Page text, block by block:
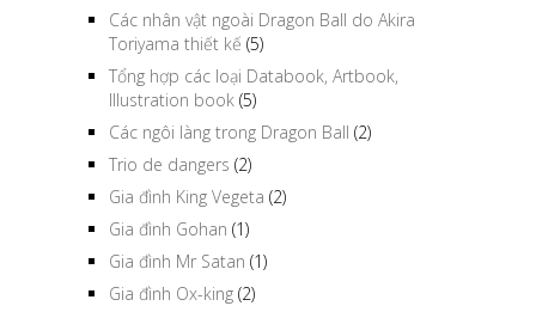
Các nhân vật ngoài Dragon Ball do Akira
Toriyama thiết kế (5)
Tổng hợp các loại Databook, Artbook,
Illustration book (5)
Các ngôi làng trong Dragon Ball (2)
Trio de dangers (2)
Gia đình King Vegeta (2)
Gia đình Gohan (1)
Gia đình Mr Satan (1)
Gia đình Ox-king (2)